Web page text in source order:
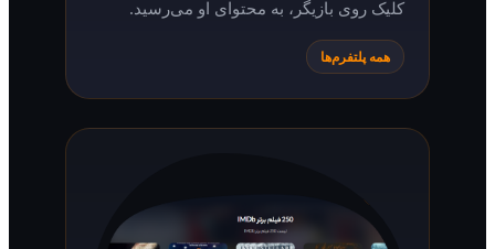
کلیک روی بازیگر، به محتوای او می‌رسید.
همه پلتفرم‌ها